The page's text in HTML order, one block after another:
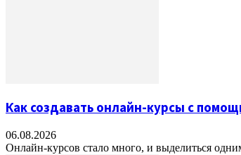
Как создавать онлайн-курсы с
06.08.2026
Онлайн-курсов стало много, и выделиться